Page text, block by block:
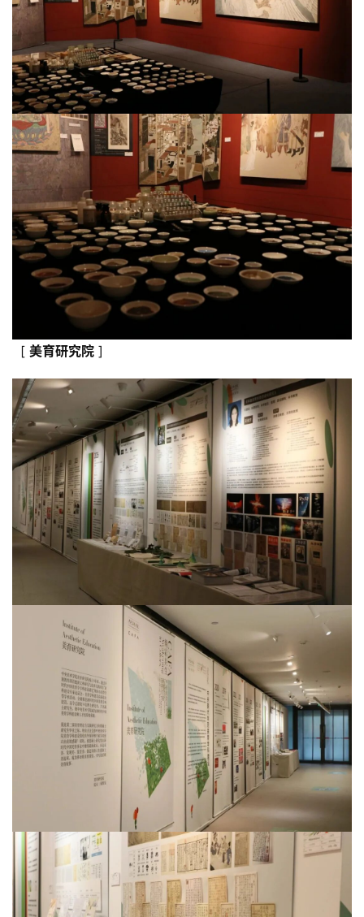
[ 美育研究院 ]